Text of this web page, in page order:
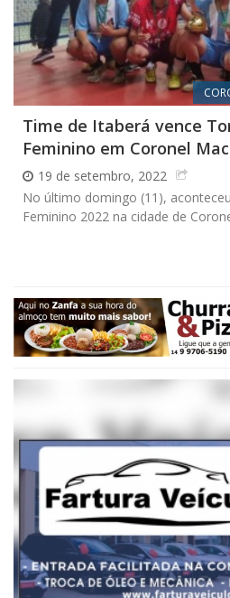
Time de Itaberá vence
Feminino em Coronel
19 de setembro, 2022
No último domingo (11),
Feminino 2022 na cidade de